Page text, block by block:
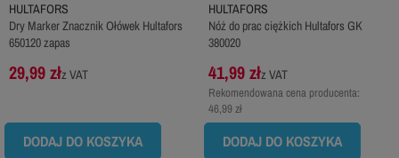
HULTAFORS
Dry Marker Znacznik Ołówek Hultafors
650120 zapas
29,99 złz VAT
DODAJ DO KOSZYKA
HULTAFORS
Nóż do prac ciężkich Hultafors GK
380020
41,99 złz VAT
Rekomendowana cena producenta:
46,99 zł
DODAJ DO KOSZYKA